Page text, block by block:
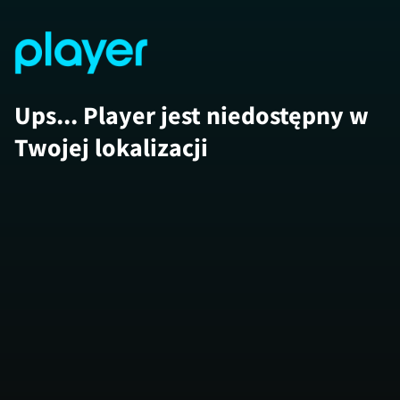
Ups... Player jest niedostępny w
Twojej lokalizacji